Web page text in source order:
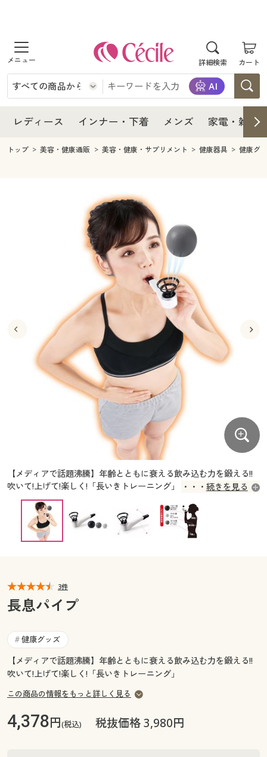
詳細検索 カート
商品を探す
レディース
レディースファッション
インナー・下着
インナー・下着通販すべて
ジュニア・ティーンズ下着
メンズ
メンズファッション
キッチン・雑貨・日用品
寝具・インテリア・家具
寝具・インテリア・家具通販すべて
寝具・ベッド
カーテン・ラグ・ファブリック
美容・健康・サプリメント
制服・スクールすべて
制服・学生服
ジュニア・ティーンズ下着
大きいサイズ
大きいサイズ通販すべて
大きいサイズ レディース服
大きいサイズ レディース下着
大きいサイズ 事務・制服
バーゲン
バーゲンセール
詳細検索
カタログ・チラシからのご注文
デジタルカタログ
カタログ無料プレゼント
マイページ
閲覧履歴
お気に入り
サポート
ご利用ガイド
レディース インナー・下着 メンズ 家電・雑貨
レディース
レディース通販すべて
レディースファッション
インナー・下着
インナー・下着通販すべて
ジュニア・ティーンズ下着
メンズ
キッチン・雑貨・日用品
寝具・インテリア・家具通販すべて
カーテン・ラグ・ファブリック
美容・健康通販すべて
美容・健康・サプリメント
制服・スクールすべて
ジュニア・ティーンズ下着
大きいサイズ通販すべて
大きいサイズ レディース服
大きいサイズ レディース下着
大きいサイズ 事務・制服
バーゲンセール
シークレットセール
詳細検索
商品カテゴリ一覧
カタログ・チラシからのご注文
カタログ無料プレゼント
会員メニュー
閲覧履歴
サポート
ご利用ガイド
よくある質問とお問い合わせ
トップ 美容・健康通販 美容・健康・サプリメント 健康器具 健康グ
【メディアで話題沸騰】年齢とともに衰える飲み込む力を鍛える!!
吹いて!上げて!楽しく!「長いきトレーニング」
※イメージ
続きを見る
3件
長息パイプ
# 健康グッズ
【メディアで話題沸騰】年齢とともに衰える飲み込む力を鍛える!!
吹いて!上げて!楽しく!「長いきトレーニング」
この商品の情報をもっと詳しく見る
4,378円(税込) 税抜価格 3,980円